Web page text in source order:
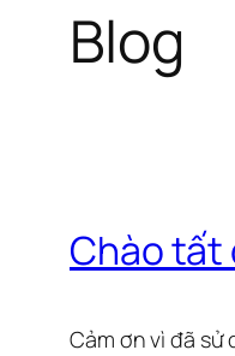
Blog
Chào tất
Cảm ơn vì đã sử